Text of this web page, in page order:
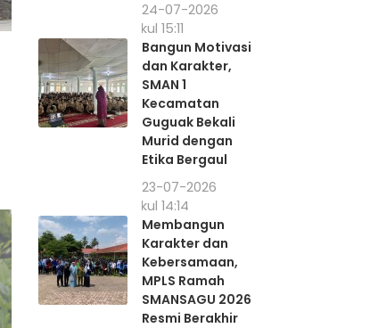
24-07-2026
pukul 15:11
Bangun Motivasi
dan Karakter,
SMAN 1
Kecamatan
Guguak Bekali
Murid dengan
Etika Bergaul
23-07-2026
pukul 14:14
Membangun
Karakter dan
Kebersamaan,
MPLS Ramah
SMANSAGU 2026
Resmi Berakhir